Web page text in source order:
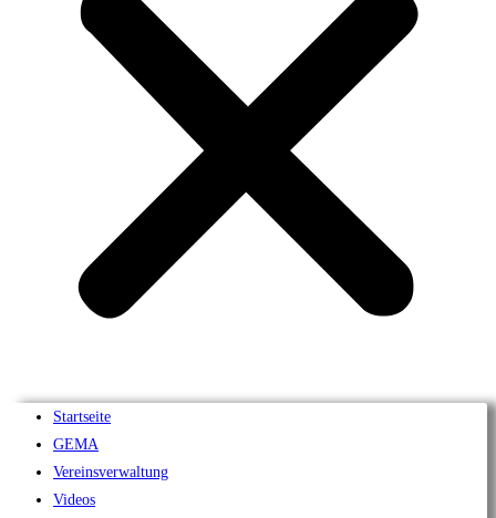
Startseite
GEMA
Vereinsverwaltung
Videos